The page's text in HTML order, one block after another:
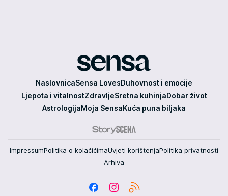
NaslovnicaSensa LovesDuhovnost i emocije
Ljepota i vitalnostZdravljeSretna kuhinjaDobar život
AstrologijaMoja SensaKuća puna biljaka
ImpressumPolitika o kolačićimaUvjeti korištenjaPolitika privatnosti
Arhiva